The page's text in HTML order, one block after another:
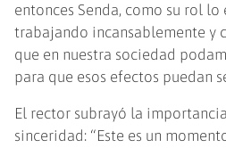
entonces Senda, como su rol lo
trabajando incansablemente y
que en nuestra sociedad
para que esos efectos puedan
El rector subrayó la
sinceridad: “Este es un